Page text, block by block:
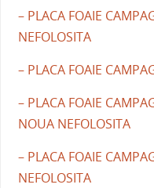
– PLACA FOAIE
NEFOLOSITA
– PLACA FOAIE
– PLACA FOAIE
NOUA NEFOLOSITA
– PLACA FOAIE
NEFOLOSITA